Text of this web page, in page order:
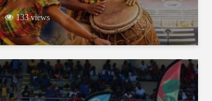
133 views